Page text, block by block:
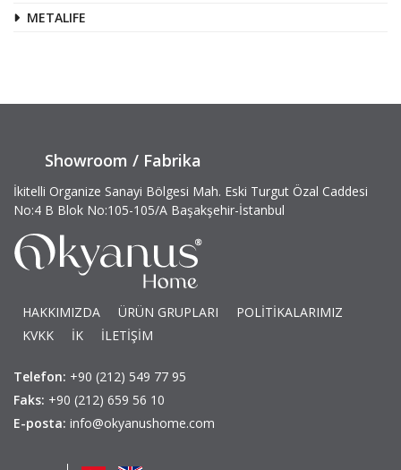
METALIFE
Showroom / Fabrika
İkitelli Organize Sanayi Bölgesi Mah. Eski Turgut Özal Caddesi
No:4 B Blok No:105-105/A Başakşehir-İstanbul
HAKKIMIZDA ÜRÜN GRUPLARI
POLİTİKALARIMIZ
KVKK
İK İLETİŞİM
Telefon: +90 (212) 549 77 95
Faks: +90 (212) 659 56 10
E-posta: info@okyanushome.com